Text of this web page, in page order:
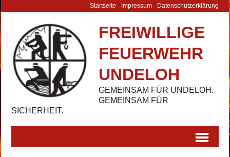
Startseite Impressum Datenschutz­erklärung
FREIWILLIGE
FEUERWEHR
UNDELOH
GEMEINSAM FÜR UNDELOH.
GEMEINSAM FÜR
SICHERHEIT.